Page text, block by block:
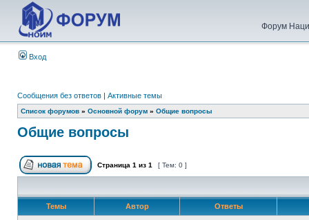
Форум
Вход
Сообщения без ответов | Активные темы
Список форумов » Основной форум » Общие вопросы
Общие вопросы
Страница 1 из 1 [ Тем: 0 ]
Темы Автор Ответы